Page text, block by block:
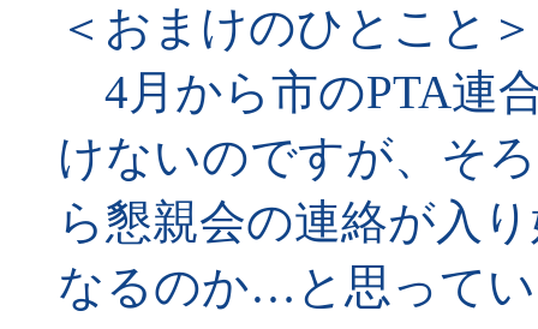
＜おまけのひとこと＞
4月から市のPTA連
けないのですが、そ
ら懇親会の連絡が入
なるのか…と思って